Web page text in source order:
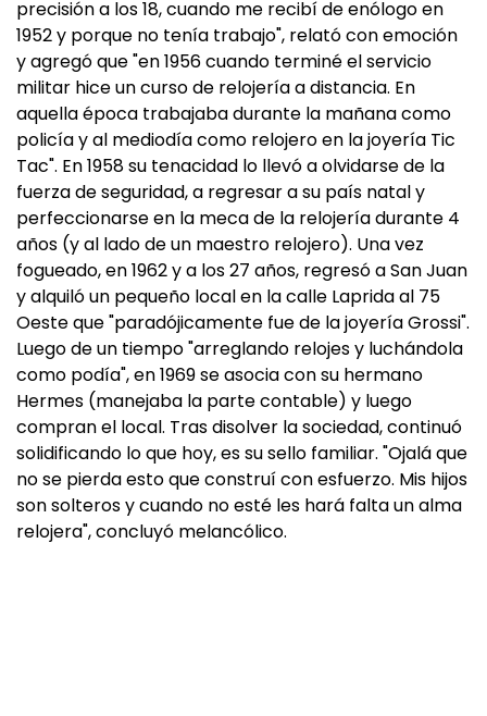
precisión a los 18, cuando me recibí de enólogo en
1952 y porque no tenía trabajo", relató con emoción
y agregó que "en 1956 cuando terminé el servicio
militar hice un curso de relojería a distancia. En
aquella época trabajaba durante la mañana como
policía y al mediodía como relojero en la joyería Tic
Tac". En 1958 su tenacidad lo llevó a olvidarse de la
fuerza de seguridad, a regresar a su país natal y
perfeccionarse en la meca de la relojería durante 4
años (y al lado de un maestro relojero). Una vez
fogueado, en 1962 y a los 27 años, regresó a San Juan
y alquiló un pequeño local en la calle Laprida al 75
Oeste que "paradójicamente fue de la joyería Grossi".
Luego de un tiempo "arreglando relojes y luchándola
como podía", en 1969 se asocia con su hermano
Hermes (manejaba la parte contable) y luego
compran el local. Tras disolver la sociedad, continuó
solidificando lo que hoy, es su sello familiar. "Ojalá que
no se pierda esto que construí con esfuerzo. Mis hijos
son solteros y cuando no esté les hará falta un alma
relojera", concluyó melancólico.